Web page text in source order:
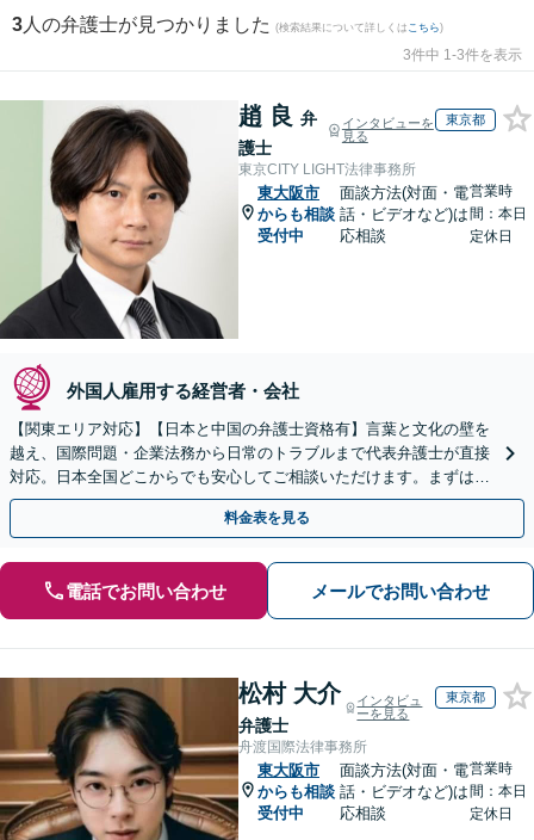
3 人の弁護士が見つかりました (検索結果について詳しくは こちら)
3件中 1-3件を表示
趙 良 弁
護士
インタビューを
見る
東京都
東京CITY LIGHT法律事務所
東大阪市
からも相談
受付中
面談方法(対面・電
話・ビデオなど)は
応相談
営業時
間：本日
定休日
外国人雇用する経営者・会社
【関東エリア対応】【日本と中国の弁護士資格有】言葉と文化の壁を
越え、国際問題・企業法務から日常のトラブルまで代表弁護士が直接
対応。日本全国どこからでも安心してご相談いただけます。まずは一
歩を踏み出してみませんか。【初回相談無料】
料金表を見る
電話でお問い合わせ メールでお問い合わせ
松村 大介
弁護士
インタビュ
ーを見る
東京都
舟渡国際法律事務所
東大阪市
からも相談
受付中
面談方法(対面・電
話・ビデオなど)は
応相談
営業時
間：本日
定休日